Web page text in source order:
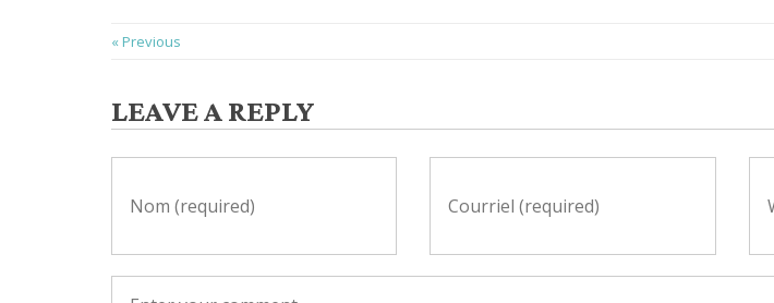
« Previous
LEAVE A REPLY